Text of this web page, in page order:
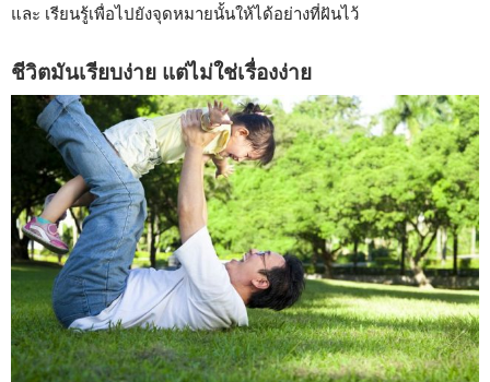
และ เรียนรู้เพื่อไปยังจุดหมายนั้นให้ได้อย่างที่ฝันไว้
ชีวิตมันเรียบง่าย แต่ไม่ใช่เรื่องง่าย